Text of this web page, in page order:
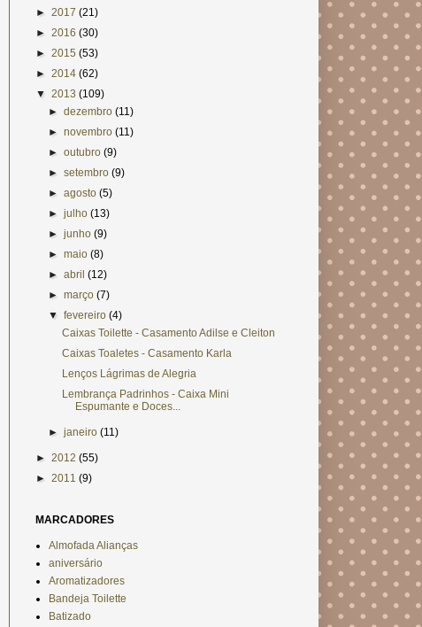
► 2017 (21)
► 2016 (30)
► 2015 (53)
► 2014 (62)
▼ 2013 (109)
►dezembro(11)
►novembro(11)
►outubro(9)
►setembro(9)
►agosto(5)
►julho(13)
►junho(9)
►maio(8)
►abril(12)
►março(7)
▼fevereiro(4)
Caixas Toilette - Casamento Adilse e Cleiton
Caixas Toaletes - Casamento Karla
Lenços Lágrimas de Alegria
Lembrança Padrinhos - Caixa Mini
Espumante e Doces...
►janeiro(11)
► 2012 (55)
► 2011 (9)
MARCADORES
Almofada Alianças
aniversário
Aromatizadores
Bandeja Toilette
Batizado